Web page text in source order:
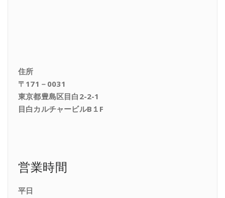
住所
〒171－0031
東京都豊島区目白2-2-1
目白カルチャービルB１F
営業時間
平日